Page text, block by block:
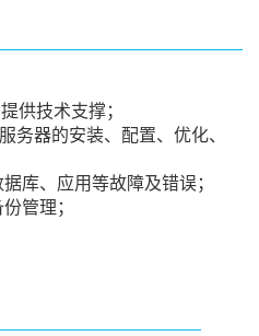
供技术支撑；
器的安装、配置、优化、
库、应用等故障及错误；
管理；